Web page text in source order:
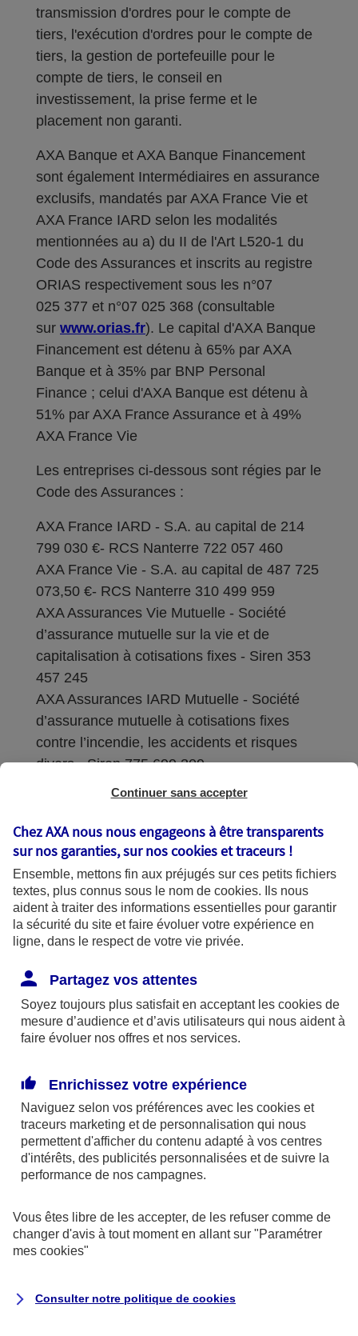
transmission d'ordres pour le compte de
tiers, l'exécution d'ordres pour le compte de
tiers, la gestion de portefeuille pour le
compte de tiers, le conseil en
investissement, la prise ferme et le
placement non garanti.
AXA Banque et AXA Banque Financement
sont également Intermédiaires en assurance
exclusifs, mandatés par AXA France Vie et
AXA France IARD selon les modalités
mentionnées au a) du II de l'Art L520-1 du
Code des Assurances et inscrits au registre
ORIAS respectivement sous les n°07
025 377 et n°07 025 368 (consultable
sur www.orias.fr). Le capital d'AXA Banque
Financement est détenu à 65% par AXA
Banque et à 35% par BNP Personal
Finance ; celui d'AXA Banque est détenu à
51% par AXA France Assurance et à 49%
AXA France Vie
Les entreprises ci-dessous sont régies par le
Code des Assurances :
AXA France IARD - S.A. au capital de 214
799 030 €- RCS Nanterre 722 057 460
AXA France Vie - S.A. au capital de 487 725
073,50 €- RCS Nanterre 310 499 959
AXA Assurances Vie Mutuelle - Société
d’assurance mutuelle sur la vie et de
capitalisation à cotisations fixes - Siren 353
457 245
AXA Assurances IARD Mutuelle - Société
d’assurance mutuelle à cotisations fixes
contre l’incendie, les accidents et risques
divers - Siren 775 699 309
Sièges sociaux : 313 Terrasses de l’Arche –
Coordonnées de l'Autorité de contrôle
prudentiel et de résolution (ACPR) : - 4
Place de Budapest - CS 92459 - 75436
Paris Cedex 09. Le détail des procédures de
recours et de réclamation et les
disponibles sur le site axa.fr.
AXA France IARD et AXA France Vie sont
mandataires exclusifs en opérations de
246 et n°13 005 764 (consultable
surwww.orias.fr)
AXA Assistance France Assurances,
S.A au capital de 51 429 430,40 €,
Siège social :
8-10, rue Paul Vaillant Couturier
Continuer sans accepter
Chez AXA nous nous engageons à être transparents
sur nos garanties, sur noscookies et traceurs !
Ensemble, mettons fin aux préjugés sur ces petits fichiers
textes, plus connus sous le nom de cookies. Ils nous
aident à traiter des informations essentielles pour garantir
la sécurité du site et faire évoluer votre expérience en
ligne, dans le respect de votre vie privée.
Partagez vos attentes
Soyez toujours plus satisfait en acceptant les cookies de
mesure d’audience et d’avis utilisateurs qui nous aident à
faire évoluer nos offres et nos services.
Enrichissez votre expérience
Naviguez selon vos préférences avec les cookies et
traceurs marketing et de personnalisation qui nous
permettent d'afficher du contenu adapté à vos centres
d'intérêts, des publicités personnalisées et de suivre la
performance de nos campagnes.
Vous êtes libre de les accepter, de les refuser comme de
changer d'avis à tout moment en allant sur "Paramétrer
mes cookies"
Consulter notre politique de cookies